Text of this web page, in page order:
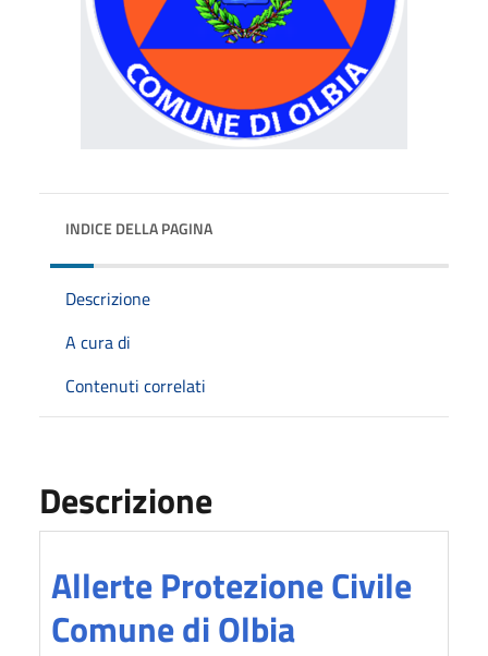
INDICE DELLA PAGINA
Descrizione
A cura di
Contenuti correlati
Descrizione
Allerte Protezione Civile
Comune di Olbia